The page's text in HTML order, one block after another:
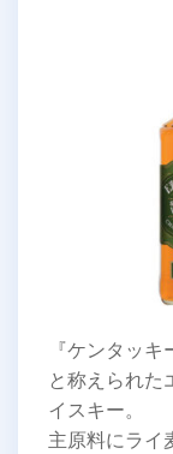
『ケンタッ
と称えられた
イスキー。
主原料にライ